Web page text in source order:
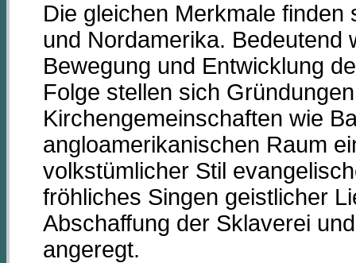
Die gleichen Merkmale
und Nordamerika. Bedeutend
Bewegung und Entwicklung
Folge stellen sich
Kirchengemeinschaften wie
angloamerikanischen Raum
volkstümlicher Stil
fröhliches Singen geistlicher
Abschaffung der Sklaverei
angeregt.